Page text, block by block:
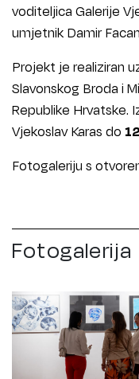
voditeljica Galerije
umjetnik Damir
Projekt je realiziran
Slavonskog Broda i
Republike Hrvatske.
Vjekoslav Karas do
Fotogaleriju s
Fotogalerija